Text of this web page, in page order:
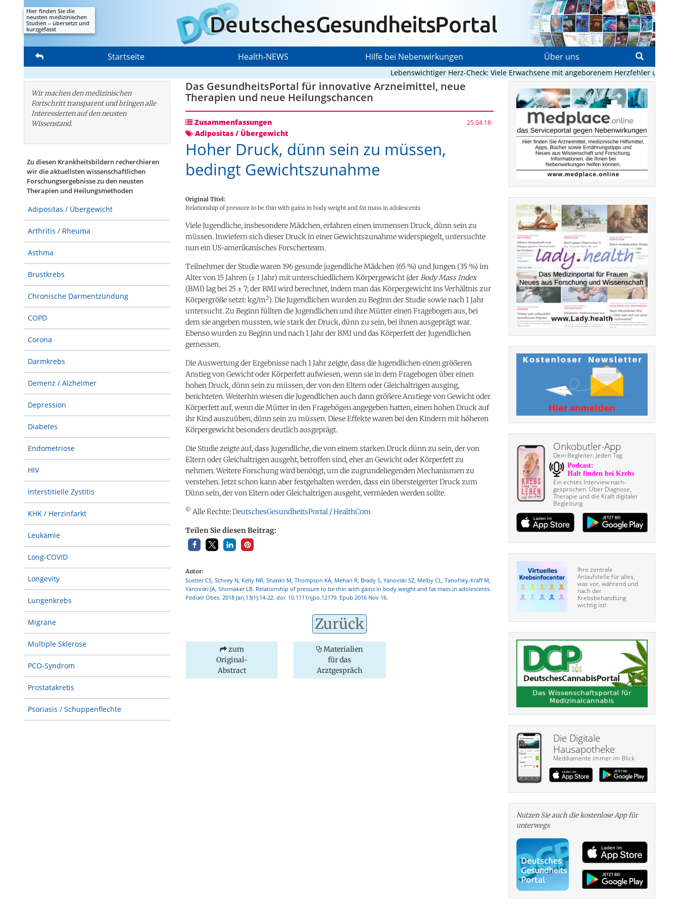
Hier finden Sie die
neusten medizinischen
Studien – übersetzt und
kurzgefasst
Startseite Health-NEWS Hilfe bei Nebenwirkungen Über uns
Lebenswichtiger Herz-Check: Viele Erwachsene mit angeborenem Herzfehler
Wir machen den medizinischen
Fortschritt transparent und bringen alle
Interessierten auf den neusten
Wissenstand.
Zu diesen Krankheitsbildern recherchieren
wir die aktuellsten wissenschaftlichen
Forschungs­ergebnisse zu den neusten
Therapien und Heilungsmethoden
Adipositas / Übergewicht
Arthritis / Rheuma
Asthma
Brustkrebs
Chronische Darmentzündung
COPD
Corona
Darmkrebs
Demenz / Alzheimer
Depression
Diabetes
Endometriose
HIV
Interstitielle Zystitis
KHK / Herzinfarkt
Leukämie
Long-COVID
Longevity
Lungenkrebs
Migräne
Multiple Sklerose
PCO-Syndrom
Prostatakrebs
Psoriasis / Schuppenflechte
Das GesundheitsPortal für innovative Arzneimittel, neue
Therapien und neue Heilungschancen
Zusammenfassungen 25.04.18
Adipositas / Übergewicht
Hoher Druck, dünn sein zu müssen,
bedingt Gewichtszunahme
Original Titel:
Relationship of pressure to be thin with gains in body weight and fat mass in adolescents
Viele Jugendliche, insbesondere Mädchen, erfahren einen immensen Druck, dünn sein zu
müssen. Inwiefern sich dieser Druck in einer Gewichtszunahme widerspiegelt, untersuchte
nun ein US-amerikanisches Forscherteam.
Teilnehmer der Studie waren 196 gesunde jugendliche Mädchen (65 %) und Jungen (35 %) im
Alter von 15 Jahren (± 1 Jahr) mit unterschiedlichem Körpergewicht (derBody Mass Index
(BMI) lag bei 25 ± 7; der BMI wird berechnet, indem man das Körpergewicht ins Verhältnis zur
Körpergröße setzt: kg/m2). Die Jugendlichen wurden zu Beginn der Studie sowie nach 1 Jahr
untersucht. Zu Beginn füllten die Jugendlichen und ihre Mütter einen Fragebogen aus, bei
dem sie angeben mussten, wie stark der Druck, dünn zu sein, bei ihnen ausgeprägt war.
Ebenso wurden zu Beginn und nach 1 Jahr der BMI und das Körperfett der Jugendlichen
gemessen.
Die Auswertung der Ergebnisse nach 1 Jahr zeigte, dass die Jugendlichen einen größeren
Anstieg von Gewicht oder Körperfett aufwiesen, wenn sie in dem Fragebogen über einen
hohen Druck, dünn sein zu müssen, der von den Eltern oder Gleichaltrigen ausging,
berichteten. Weiterhin wiesen die Jugendlichen auch dann größere Anstiege von Gewicht oder
Körperfett auf, wenn die Mütter in den Fragebögen angegeben hatten, einen hohen Druck auf
ihr Kind auszuüben, dünn sein zu müssen. Diese Effekte waren bei den Kindern mit höheren
Körpergewicht besonders deutlich ausgeprägt.
Die Studie zeigte auf, dass Jugendliche, die von einem starken Druck dünn zu sein, der von
Eltern oder Gleichaltrigen ausgeht, betroffen sind, eher an Gewicht oder Körperfett zu
nehmen. Weitere Forschung wird benötigt, um die zugrundeliegenden Mechanismen zu
verstehen. Jetzt schon kann aber festgehalten werden, dass ein übersteigerter Druck zum
Dünn sein, der von Eltern oder Gleichaltrigen ausgeht, vermieden werden sollte.
© Alle Rechte:DeutschesGesundheitsPortal / HealthCom
Teilen Sie diesen Beitrag:
Autor:
Suelter CS, Schvey N, Kelly NR, Shanks M, Thompson KA, Mehari R, Brady S, Yanovski SZ, Melby CL, Tanofsky-Kraff M,
Yanovski JA, Shomaker LB. Relationship of pressure to be thin with gains in body weight and fat mass in adolescents.
Pediatr Obes. 2018 Jan;13(1):14-22. doi: 10.1111/ijpo.12179. Epub 2016 Nov 16.
Zurück
zum
Original-
Abstract
Materialien
für das
Arztgespräch
Onkobutler-App
Dein Begleiter. Jeden Tag.
Ein echtes Interview nach­
gesprochen. Über Diagnose,
Therapie und die Kraft digitaler
Begleitung
Ihre zentrale
Anlaufstelle für alles,
was vor, während und
nach der
Krebsbehandlung
wichtig ist!
Die Digitale
Hausapotheke
Medikamente immer im Blick
Nutzen Sie auch die kosten­lose App für
unterwegs